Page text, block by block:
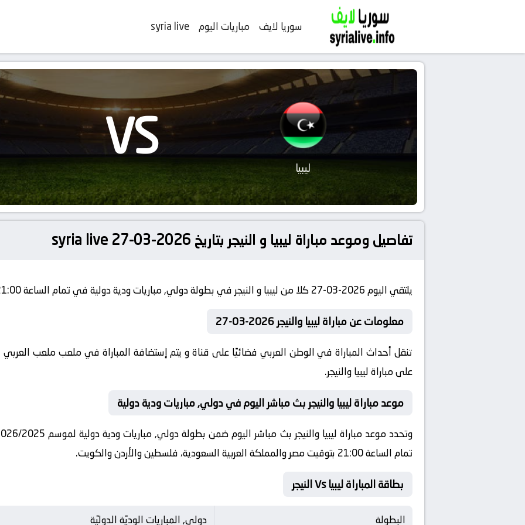
سوريا لايف مباريات اليوم syria live
ليبيا VS
تفاصيل وموعد مباراة ليبيا و النيجر بتاريخ 2026-03-27 syria live
يلتقي اليوم 2026-03-27 كلا من ليبيا و النيجر في بطولة دولي, مباريات ودية دولية في تمام الساعة 21:00 بتوقيت مصر.
معلومات عن مباراة ليبيا والنيجر 2026-03-27
تنقل أحداث المباراة في الوطن العربي فضائيًا على قناة و يتم إستضافة المباراة في ملعب ملعب العربي
على مباراة ليبيا والنيجر.
موعد مباراة ليبيا والنيجر بث مباشر اليوم في دولي, مباريات ودية دولية
تمام الساعة 21:00 بتوقيت مصر والمملكة العربية السعودية، فلسطين والأردن والكويت.
بطاقة المباراة ليبيا Vs النيجر
البطولة دولي, المباريات الوديّة الدوليّة